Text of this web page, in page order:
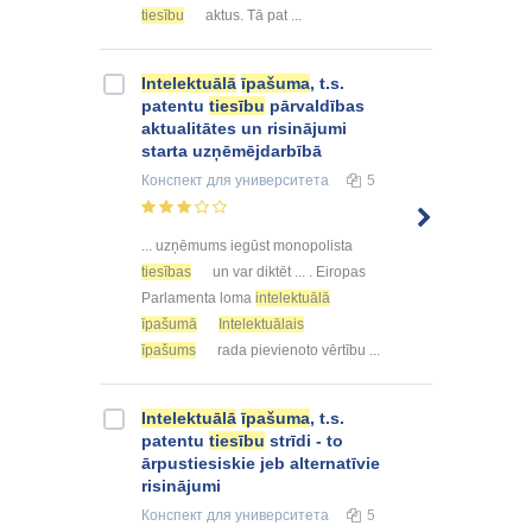
tiesību
aktus. Tā pat ...
Intelektuālā īpašuma, t.s.
patentu tiesību pārvaldības
aktualitātes un risinājumi
starta uzņēmējdarbībā
Конспект для университета 5
... uzņēmums iegūst monopolista
tiesības
un var diktēt ... . Eiropas
Parlamenta loma intelektuālā
īpašumā
Intelektuālais
īpašums
rada pievienoto vērtību ...
Intelektuālā īpašuma, t.s.
patentu tiesību strīdi - to
ārpustiesiskie jeb alternatīvie
risinājumi
Конспект для университета 5